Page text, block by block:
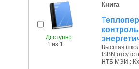
Доступно
1 из 1
Книга
Высшая
ISBN
НТБ МЭИ : Кх